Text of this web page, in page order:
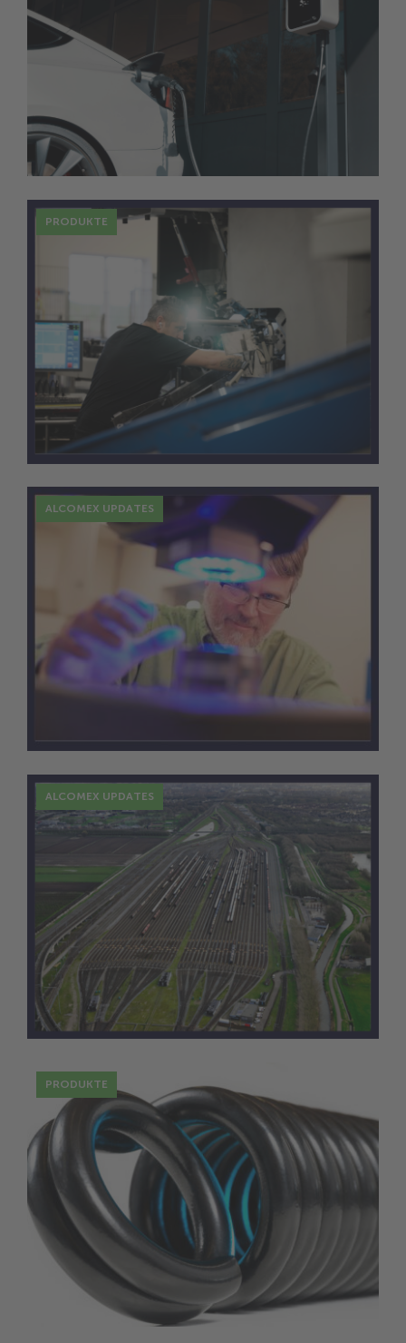
Alcomex Muelles: Nachhaltige
Energie in Bewegung
PRODUKTE
2 Dez.
Entwurf und Konstruktion von
Tellerfedern
ALCOMEX UPDATES
7 Nov.
New Business: Lösung für
Beleuchtung
ALCOMEX UPDATES
31 Okt.
Die Rolle der Alcomex-Gruppe in der
Eisenbahnindustrie
PRODUKTE
25 Juli
Federauslegung: Eingehende
Überlegungen zur Umgebung